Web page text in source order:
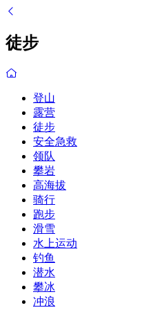
徒步
登山
露营
徒步
安全急救
领队
攀岩
高海拔
骑行
跑步
滑雪
水上运动
钓鱼
潜水
攀冰
冲浪